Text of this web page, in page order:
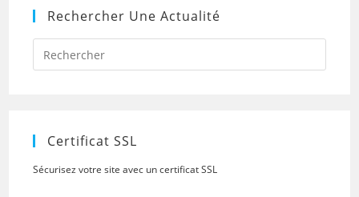
Rechercher Une Actualité
Press
to
Certificat SSL
Sécurisez votre site avec un certificat SSL